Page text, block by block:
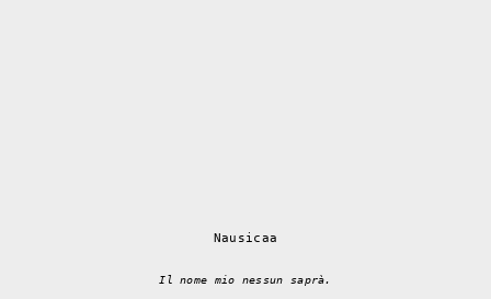
Nausicaa
Il nome mio nessun saprà.